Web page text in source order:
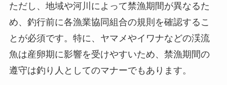
ただし、地域や河川によって禁漁期間が異なるた
め、釣行前に各漁業協同組合の規則を確認するこ
とが必須です。 特に、ヤマメやイワナなどの渓流
魚は産卵期に影響を受けやすいため、禁漁期間の
遵守は釣り人としてのマナーでもあります。